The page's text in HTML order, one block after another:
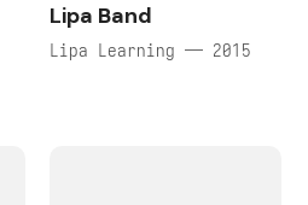
Lipa Band
Lipa Learning — 2015